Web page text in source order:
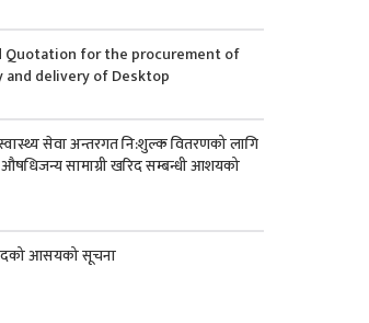
Quotation for the procurement of
and delivery of Desktop
सेवा अन्तरगत नि:शुल्क वितरणको लागि
सामाग्री खरिद सम्बन्धी आशयको
आसयको सूचना